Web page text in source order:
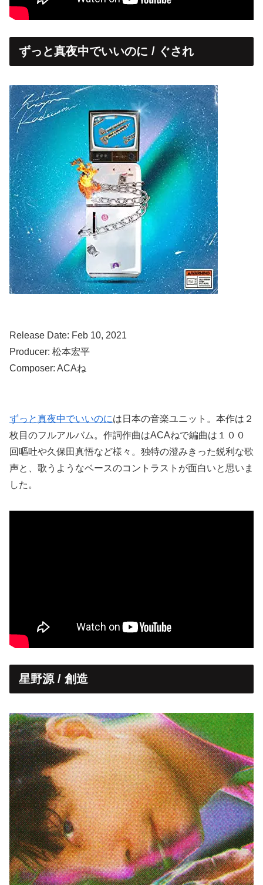
ずっと真夜中でいいのに / ぐされ
Release Date: Feb 10, 2021
Producer: 松本宏平
Composer: ACAね
ずっと真夜中でいいのには日本の音楽ユニット。本作は２
枚目のフルアルバム。作詞作曲はACAねで編曲は１００
回嘔吐や久保田真悟など様々。独特の澄みきった鋭利な歌
声と、歌うようなベースのコントラストが面白いと思いま
した。
星野源 / 創造